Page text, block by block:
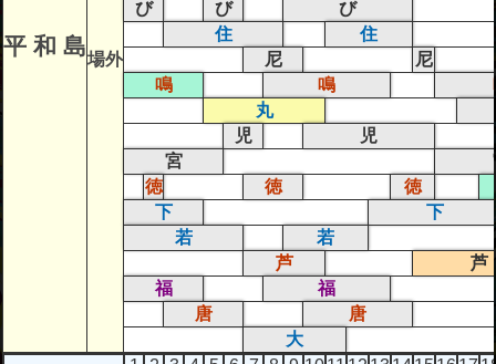
平 和 島場外
び
び
び
住
住
尼
尼
鳴
鳴
丸
児
児
宮
徳
徳
徳
下
下
若
若
芦
芦
福
福
唐
唐
大